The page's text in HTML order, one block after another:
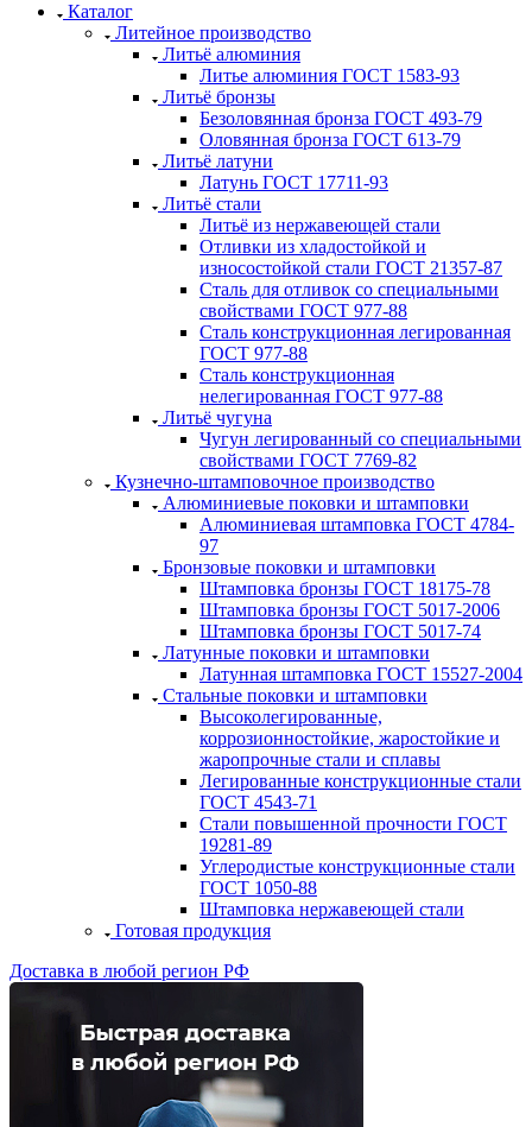
Каталог
Литейное производство
Литьё алюминия
Литье алюминия ГОСТ 1583-93
Литьё бронзы
Безоловянная бронза ГОСТ 493-79
Оловянная бронза ГОСТ 613-79
Литьё латуни
Латунь ГОСТ 17711-93
Литьё стали
Литьё из нержавеющей стали
Отливки из хладостойкой и
износостойкой стали ГОСТ 21357-87
Сталь для отливок со специальными
свойствами ГОСТ 977-88
Сталь конструкционная легированная
ГОСТ 977-88
Сталь конструкционная
нелегированная ГОСТ 977-88
Литьё чугуна
Чугун легированный со специальными
свойствами ГОСТ 7769-82
Кузнечно-штамповочное производство
Алюминиевые поковки и штамповки
Алюминиевая штамповка ГОСТ 4784-
97
Бронзовые поковки и штамповки
Штамповка бронзы ГОСТ 18175-78
Штамповка бронзы ГОСТ 5017-2006
Штамповка бронзы ГОСТ 5017-74
Латунные поковки и штамповки
Латунная штамповка ГОСТ 15527-2004
Стальные поковки и штамповки
Высоколегированные,
коррозионностойкие, жаростойкие и
жаропрочные стали и сплавы
Легированные конструкционные стали
ГОСТ 4543-71
Стали повышенной прочности ГОСТ
19281-89
Углеродистые конструкционные стали
ГОСТ 1050-88
Штамповка нержавеющей стали
Готовая продукция
Доставка в любой регион РФ